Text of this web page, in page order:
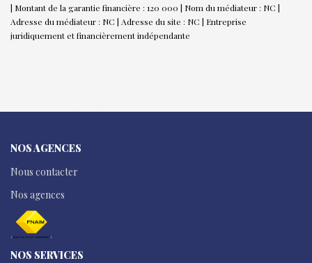
| Montant de la garantie financière : 120 000 | Nom du médiateur : NC |
Adresse du médiateur : NC | Adresse du site : NC | Entreprise
juridiquement et financièrement indépendante
NOS AGENCES
Nous contacter
Nos agences
NOS SERVICES